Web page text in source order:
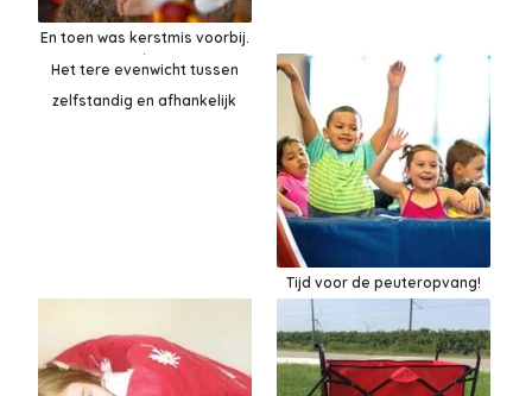
En toen was kerstmis voorbij.
Het tere evenwicht tussen
zelfstandig en afhankelijk
Tijd voor de peuteropvang!